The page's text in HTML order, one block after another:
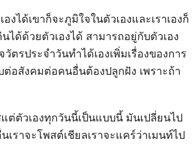
ได้เขาก็จะภูมิใจในตัวเองและเราเองก็
ได้ด้วยตัวเองได้ สามารถอยู่กับตัวเอง
รประจำวันทำได้เองเพิ่มเรื่องของการ
อสังคมต่อคนอื่นต้องปลูกฝัง เพราะถ้า
ต่ตัวเองทุกวันนี้เป็นแบบนี้ มันเปลี่ยนไป
ราจะโพสต์เชียลเราจะแคร์ว่าเมนท์ไป